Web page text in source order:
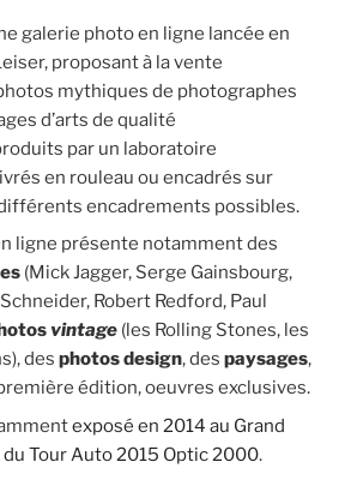
galerie photo en ligne lancée en
proposant à la vente
mythiques de photographes
d’arts de qualité
par un laboratoire
en rouleau ou encadrés sur
encadrements possibles.
ligne présente notamment des
(Mick Jagger, Serge Gainsbourg,
Robert Redford, Paul
vintage (les Rolling Stones, les
des photos design, des paysages,
édition, oeuvres exclusives.
exposé en 2014 au Grand
du Tour Auto 2015 Optic 2000.